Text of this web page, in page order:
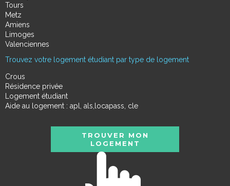
Tours
Metz
Amiens
Limoges
Valenciennes
Trouvez votre logement étudiant par type de logement
Crous
Résidence privée
Logement étudiant
Aide au logement : apl, als,locapass, cle
TROUVER MON
LOGEMENT